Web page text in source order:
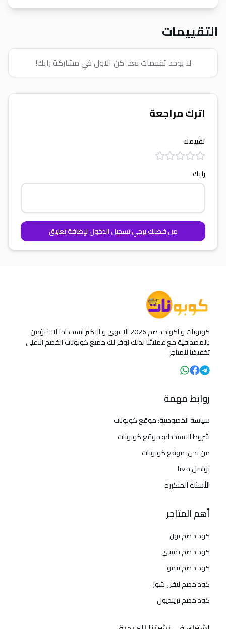
التقييمات
لا يوجد تقييمات بعد. كن الاول في مشاركة رايك!
اترك مراجعة
تقييمك
رايك
من فضلك يرجي تسجيل الدخول لإضافة تعليق
كوبونات و اكواد خصم 2026 الاقوي و الاكثر استخداما لاننا نؤمن
بالمصداقية مع عملائنا لذلك نوفر لك جميع كوبونات الخصم الاعلى
تخفيضا للمتاجر
روابط مهمة
سياسة الخصوصية: موقع كوبونات
شروط الاستخدام: موقع كوبونات
من نحن: موقع كوبونات
تواصل معنا
الأسئلة المتكررة
أهم المتاجر
كود خصم نون
كود خصم نمشي
كود خصم تيمو
كود خصم ليفل شوز
كود خصم ترينديول